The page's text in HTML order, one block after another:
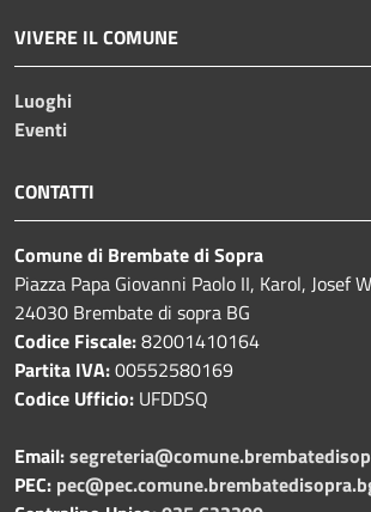
VIVERE IL COMUNE
Luoghi
Eventi
CONTATTI
Comune di Brembate di Sopra
Piazza Papa Giovanni Paolo II, Karol, Josef
24030 Brembate di sopra BG
Codice Fiscale:82001410164
Partita IVA:00552580169
Codice Ufficio: UFDDSQ
Email:
PEC: